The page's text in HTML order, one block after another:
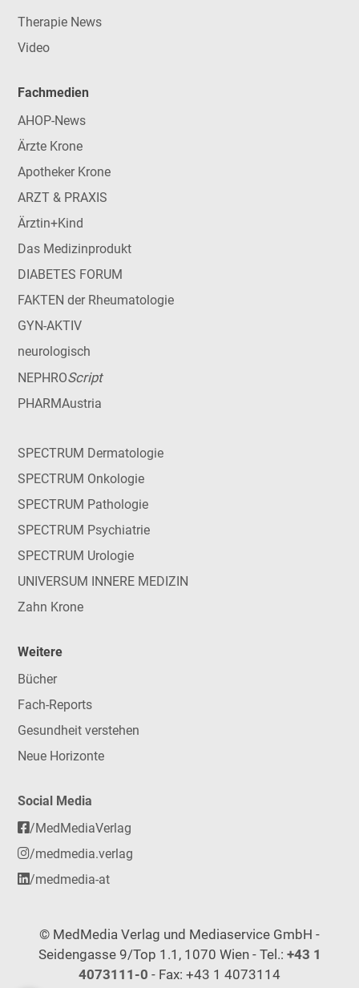
Therapie News
Video
Fachmedien
AHOP-News
Ärzte Krone
Apotheker Krone
ARZT & PRAXIS
Ärztin+Kind
Das Medizinprodukt
DIABETES FORUM
FAKTEN der Rheumatologie
GYN-AKTIV
neurologisch
NEPHROScript
PHARMAustria
SPECTRUM Dermatologie
SPECTRUM Onkologie
SPECTRUM Pathologie
SPECTRUM Psychiatrie
SPECTRUM Urologie
UNIVERSUM INNERE MEDIZIN
Zahn Krone
Weitere
Bücher
Fach-Reports
Gesundheit verstehen
Neue Horizonte
Social Media
/MedMediaVerlag
/medmedia.verlag
/medmedia-at
© MedMedia Verlag und Mediaservice GmbH -
Seidengasse 9/Top 1.1, 1070 Wien - Tel.: +43 1
4073111-0 - Fax: +43 1 4073114